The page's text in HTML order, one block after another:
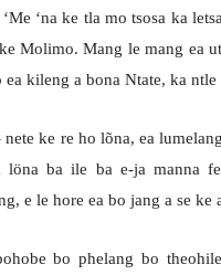
‘na ke tla mo tsosa ka
Molimo. Mang le mang ea
ea kileng a bona Ntate, ka
nete ke re ho lõna, ea
löna ba ile ba e-ja manna
e le hore ea bo jang a se ke
bo phelang bo